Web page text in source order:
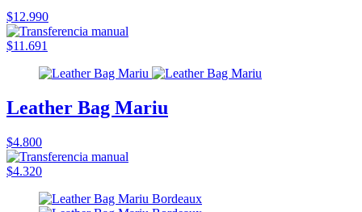
$12.990
$11.691
Leather Bag Mariu
$4.800
$4.320